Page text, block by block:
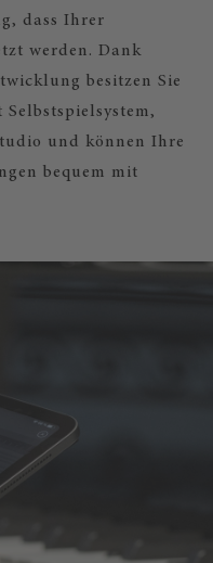
dass Ihrer
werden. Dank
besitzen Sie
und können Ihre
bequem mit